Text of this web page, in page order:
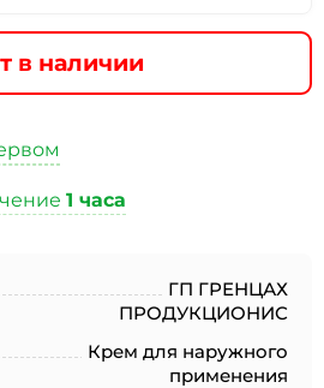
в наличии
1 часа
ГП ГРЕНЦАХ
ПРОДУКЦИОНИС
Крем для наружного
применения
сообщений
законом от 27.07.2006 года
данных», на условиях и для
данных *